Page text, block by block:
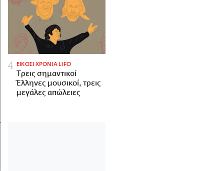
ΕΙΚΟΣΙ ΧΡΟΝΙΑ LIFO
Tρεις σημαντικοί
Έλληνες μουσικοί, τρεις
μεγάλες απώλειες